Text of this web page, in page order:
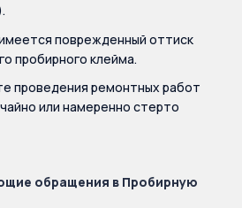
поврежденный оттиск
пробирного клейма.
проведения ремонтных работ
или намеренно стерто
обращения в Пробирную